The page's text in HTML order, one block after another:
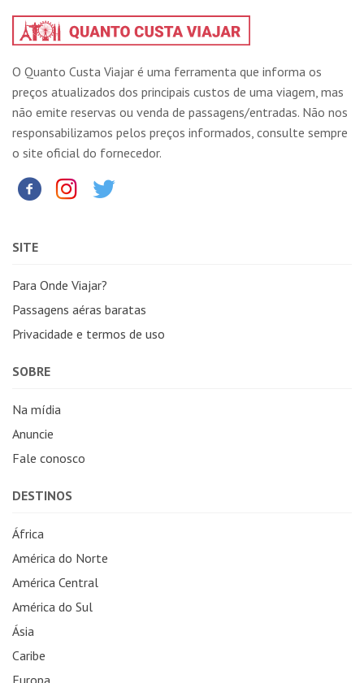
O Quanto Custa Viajar é uma ferramenta que informa os
preços atualizados dos principais custos de uma viagem, mas
não emite reservas ou venda de passagens/entradas. Não nos
responsabilizamos pelos preços informados, consulte sempre
o site oficial do fornecedor.
SITE
Para Onde Viajar?
Passagens aéras baratas
Privacidade e termos de uso
SOBRE
Na mídia
Anuncie
Fale conosco
DESTINOS
África
América do Norte
América Central
América do Sul
Ásia
Caribe
Europa